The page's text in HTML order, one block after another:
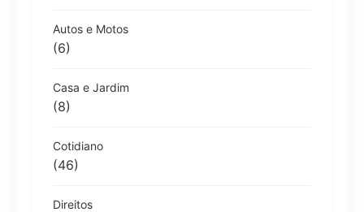
Autos e Motos
(6)
Casa e Jardim
(8)
Cotidiano
(46)
Direitos